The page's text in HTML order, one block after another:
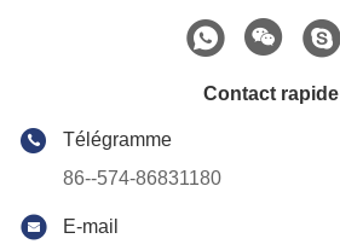
Contact rapide
Télégramme
86--574-86831180
E-mail